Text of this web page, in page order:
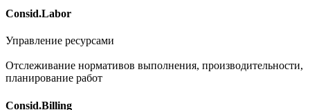
Consid.Labor
Управление ресурсами
Отслеживание нормативов выполнения, производительности,
планирование работ
Consid.Billing